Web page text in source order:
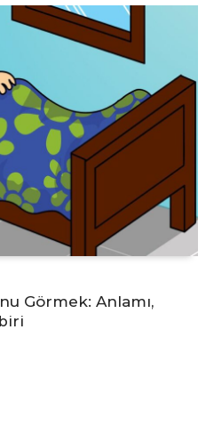
Görmek: Anlamı,